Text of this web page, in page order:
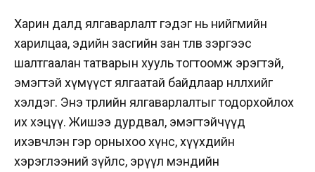
Харин далд ялгаварлалт гэдэг нь нийгмийн
харилцаа, эдийн засгийн зан төлөв зэргээс
шалтгаалан татварын хууль тогтоомж эрэгтэй,
эмэгтэй хүмүүст ялгаатай байдлаар нөлөөлөхийг
хэлдэг. Энэ төрлийн ялгаварлалтыг тодорхойлох
их хэцүү. Жишээ дурдвал, эмэгтэйчүүд
ихэвчлэн гэр орныхоо хүнс, хүүхдийн
хэрэглээний зүйлс, эрүүл мэндийн